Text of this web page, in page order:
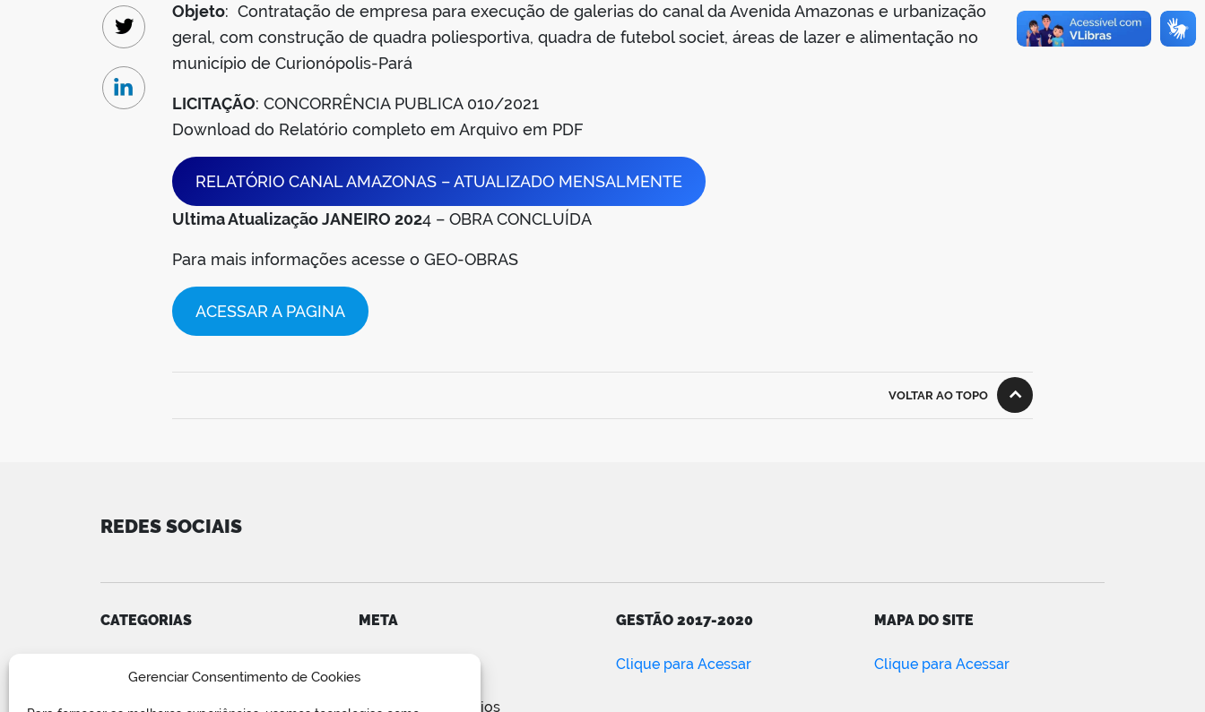
Gerenciar Consentimento de Cookies
Objeto: Contratação de empresa para execução de galerias do canal da Avenida Amazonas e urbanização
geral, com construção de quadra poliesportiva, quadra de futebol societ, áreas de lazer e alimentação no
município de Curionópolis-Pará
LICITAÇÃO: CONCORRÊNCIA PUBLICA 010/2021
Download do Relatório completo em Arquivo em PDF
RELATÓRIO CANAL AMAZONAS – ATUALIZADO MENSALMENTE
Ultima Atualização JANEIRO 2024 – OBRA CONCLUÍDA
Para mais informações acesse o GEO-OBRAS
ACESSAR A PAGINA
Twitter
Linkedin
VOLTAR AO TOPO
REDES SOCIAIS
CATEGORIAS
COVID-19
Editais e Avisos
META
Feed de posts
Feed de comentários
GESTÃO 2017-2020
Clique para Acessar
MAPA DO SITE
Clique para Acessar